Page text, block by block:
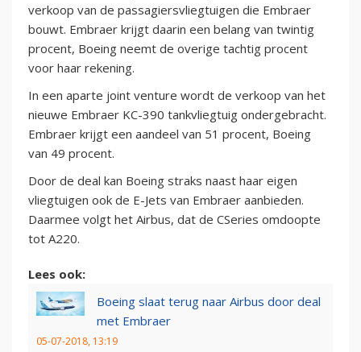
verkoop van de passagiersvliegtuigen die Embraer
bouwt. Embraer krijgt daarin een belang van twintig
procent, Boeing neemt de overige tachtig procent
voor haar rekening.
In een aparte joint venture wordt de verkoop van het
nieuwe Embraer KC-390 tankvliegtuig ondergebracht.
Embraer krijgt een aandeel van 51 procent, Boeing
van 49 procent.
Door de deal kan Boeing straks naast haar eigen
vliegtuigen ook de E-Jets van Embraer aanbieden.
Daarmee volgt het Airbus, dat de CSeries omdoopte
tot A220.
Lees ook:
Boeing slaat terug naar Airbus door deal
met Embraer
05-07-2018, 13:19